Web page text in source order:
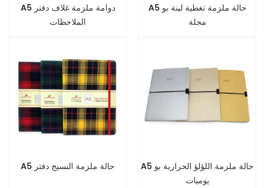
A5 دوامة ملزمة غلاف دفتر
الملاحظات
A5 حالة ملزمة تغطية لينة بو
مجلة
A5 حالة ملزمة النسيج دفتر
A5 حالة ملزمة اللؤلؤ الحرارية بو
يوميات